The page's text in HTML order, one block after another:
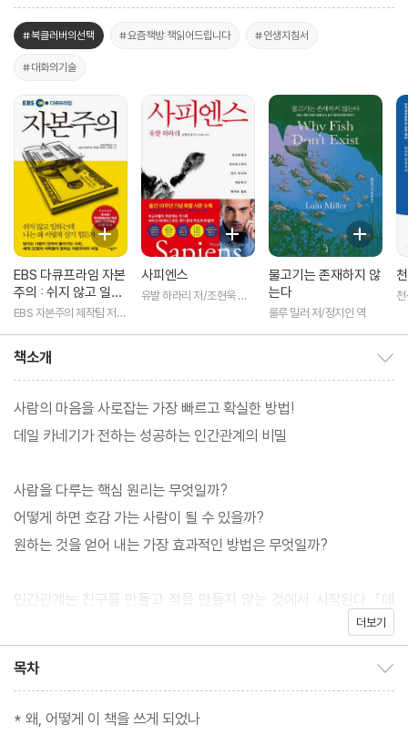
#북클러버의선택 #요즘책방:책읽어드립니다 #인생지침서
#대화의기술
EBS 다큐프라임 자본
주의 : 쉬지 않고 일하
는데 나는 왜 이렇게
EBS 자본주의 제작팀 저/E
사피엔스
유발 하라리 저/조현욱 역/
물고기는 존재하지 않
는다
룰루 밀러 저/정지인 역
책소개
사람의 마음을 사로잡는 가장 빠르고 확실한 방법!
데일 카네기가 전하는 성공하는 인간관계의 비밀
사람을 다루는 핵심 원리는 무엇일까?
어떻게 하면 호감 가는 사람이 될 수 있을까?
원하는 것을 얻어 내는 가장 효과적인 방법은 무엇일까?
인간관계는 친구를 만들고 적을 만들지 않는 것에서 시작된다. 『데
일 카네기 인간관계론』은 이런 인간관계의 핵심을 꿰뚫는다. ‘친구
된 데일 카네기의 책은 80년 넘게 수많은 사람들에게 영향을 끼쳐
왔다. 이후에 나온 모든 자기 계발서들이 이 책의 영향을 받았다고
더보기
목차
* 왜, 어떻게 이 책을 쓰게 되었나